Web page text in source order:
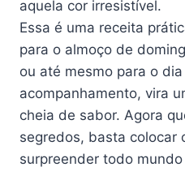
aquela cor irresistível.
Essa é uma receita
para o almoço de
ou até mesmo para o
acompanhamento, vira
cheia de sabor. Agora
segredos, basta colocar
surpreender todo